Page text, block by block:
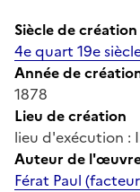
Siècle de
4e quart 19e
Année de
1878
Lieu de création
lieu d'exécution :
Auteur de
Férat Paul